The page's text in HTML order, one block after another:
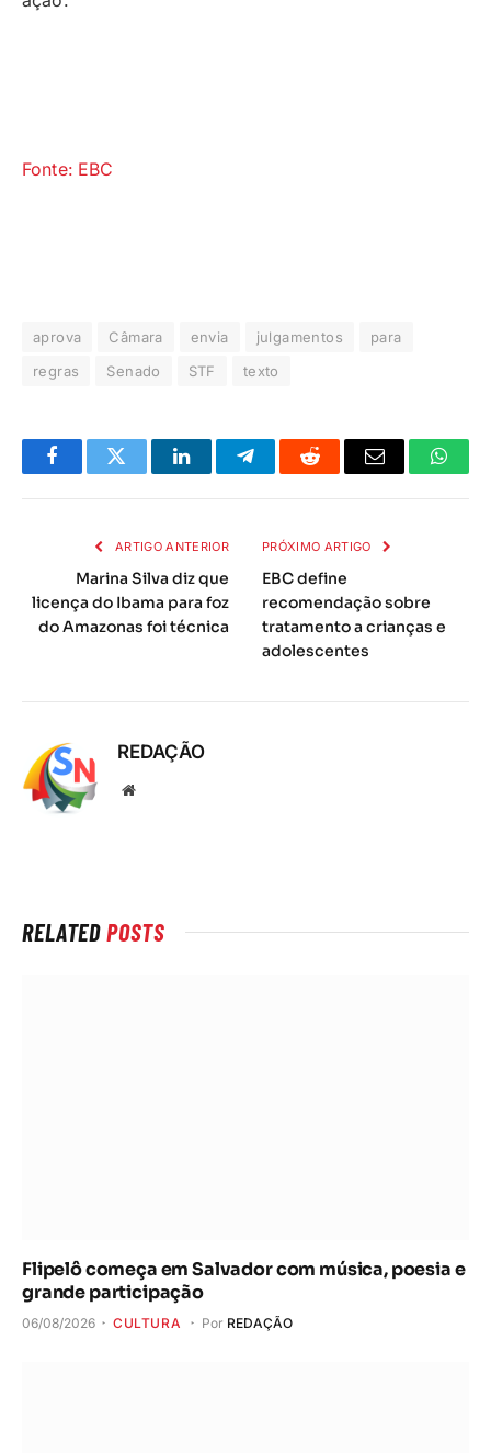
Fonte: EBC
aprova Câmara envia julgamentos
para
regras
Senado STF texto
FacebookTwitter LinkedInTelegramaReddit
E-
ARTIGO ANTERIOR
Marina Silva diz que
licença do Ibama para foz
do Amazonas foi técnica
PRÓXIMO ARTIGO
EBC define
recomendação sobre
tratamento a crianças e
adolescentes
REDAÇÃO
Local
RELATEDPOSTS
Flipelô começa em Salvador com música, poesia e
grande participação
06/08/2026 CULTURA Por REDAÇÃO